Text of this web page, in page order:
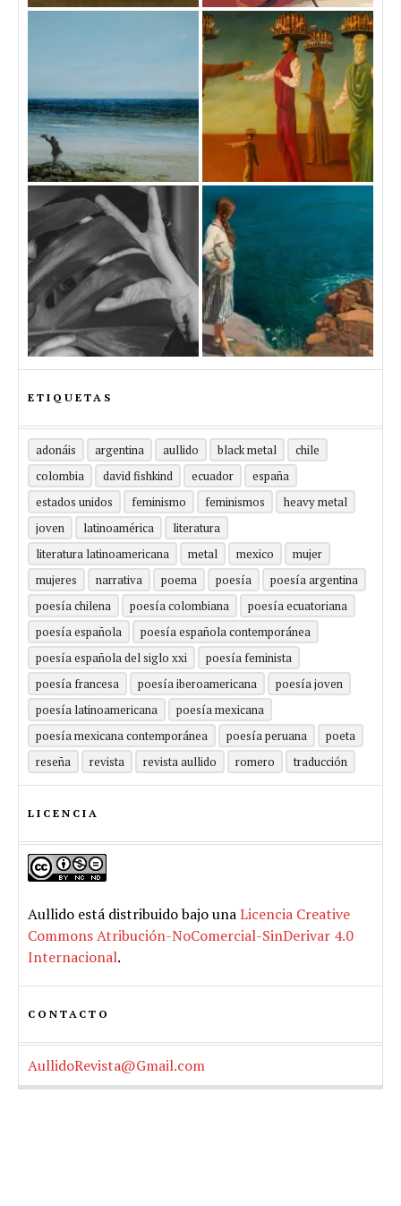
ETIQUETAS
adonáis argentina aullido black metal
chile
colombia
david fishkind ecuador
españa
estados unidos
feminismo feminismos
heavy metal
joven
latinoamérica
literatura
literatura latinoamericana
metal mexico
mujer
mujeres
narrativa poema poesía
poesía argentina
poesía chilena
poesía colombiana
poesía ecuatoriana
poesía española
poesía española contemporánea
poesía española del siglo xxi
poesía feminista
poesía francesa
poesía iberoamericana
poesía joven
poesía latinoamericana
poesía mexicana
poesía mexicana contemporánea
poesía peruana
poeta
reseña
revista revista aullido romero traducción
LICENCIA
Aullido está distribuido bajo unaLicencia Creative
Commons Atribución-NoComercial-SinDerivar 4.0
Internacional.
CONTACTO
AullidoRevista@Gmail.com